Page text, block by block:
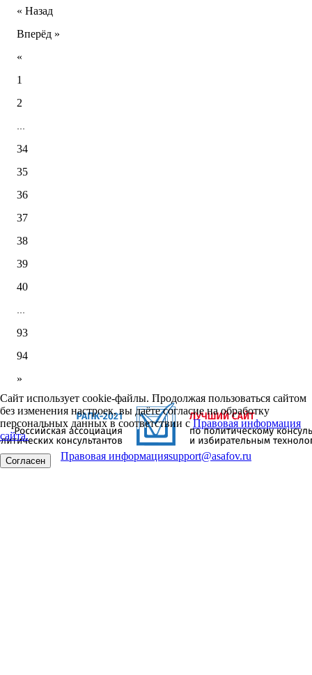
« Назад
Вперёд »
«
1
2
...
34
35
36
37
38
39
40
...
93
94
»
Сайт использует cookie-файлы. Продолжая пользоваться сайтом
без изменения настроек, вы даёте согласие на обработку
персональных данных в соответствии сПравовая информация
сайта.
Согласен Правовая информацияsupport@asafov.ru